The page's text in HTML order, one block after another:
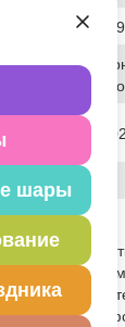
шары
03-04-
39.500 г
шар-
в русском
как